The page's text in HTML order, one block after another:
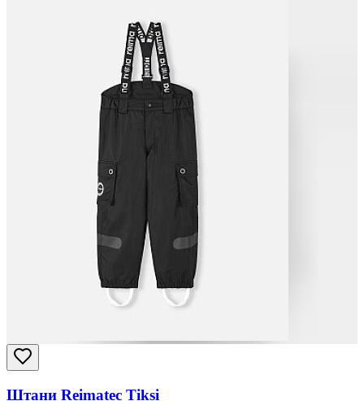
Штани Reimatec Tiksi